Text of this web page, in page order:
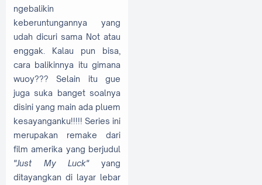
ngebalikin
keberuntungannya yang
udah dicuri sama Not atau
enggak. Kalau pun bisa,
cara balikinnya itu gimana
wuoy??? Selain itu gue
juga suka banget soalnya
disini yang main ada pluem
kesayanganku!!!!! Series ini
merupakan remake dari
film amerika yang berjudul
"Just My Luck" yang
ditayangkan di layar lebar